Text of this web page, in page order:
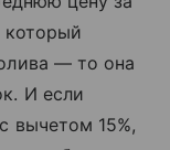
который
— то она
И если
вычетом 15%,